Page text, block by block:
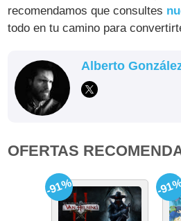
recomendamos que consultes
todo en tu camino para
Alberto
OFERTAS
-91% -